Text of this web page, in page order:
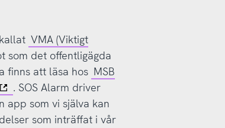
VMA (Viktigt
som det offentligägda
finns att läsa hos MSB
. SOS Alarm driver
app som vi själva kan
som inträffat i vår